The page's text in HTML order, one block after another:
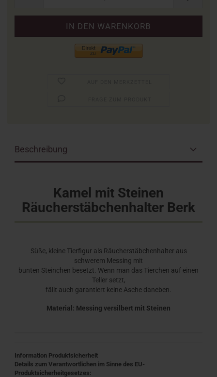
Beschreibung
Kamel mit Steinen
Räucherstäbchenhalter Berk
Süße, kleine Tierfigur als Räucherstäbchenhalter aus
schwerem Messing mit
bunten Steinchen besetzt. Wenn man das Tierchen auf einen
Teller setzt,
fällt auch garantiert keine Asche daneben.
Material: Messing versilbert mit Steinen
Information Produktsicherheit
Details zum Verantwortlichen im Sinne des EU-
Produktsicherheitgesetzes: